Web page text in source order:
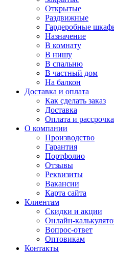
Открытые
Раздвижные
Гардеробные
Назначение
В комнату
В нишу
В спальню
В частный дом
На балкон
Доставка и оплата
Как сделать заказ
Доставка
Оплата и рассрочка
О компании
Производство
Гарантия
Портфолио
Отзывы
Реквизиты
Вакансии
Карта сайта
Клиентам
Скидки и акции
Онлайн-
Вопрос-ответ
Оптовикам
Контакты